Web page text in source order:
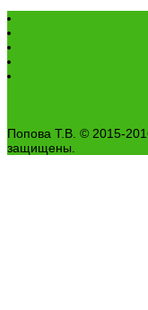
Попова Т.В. © 2015-
защищены.